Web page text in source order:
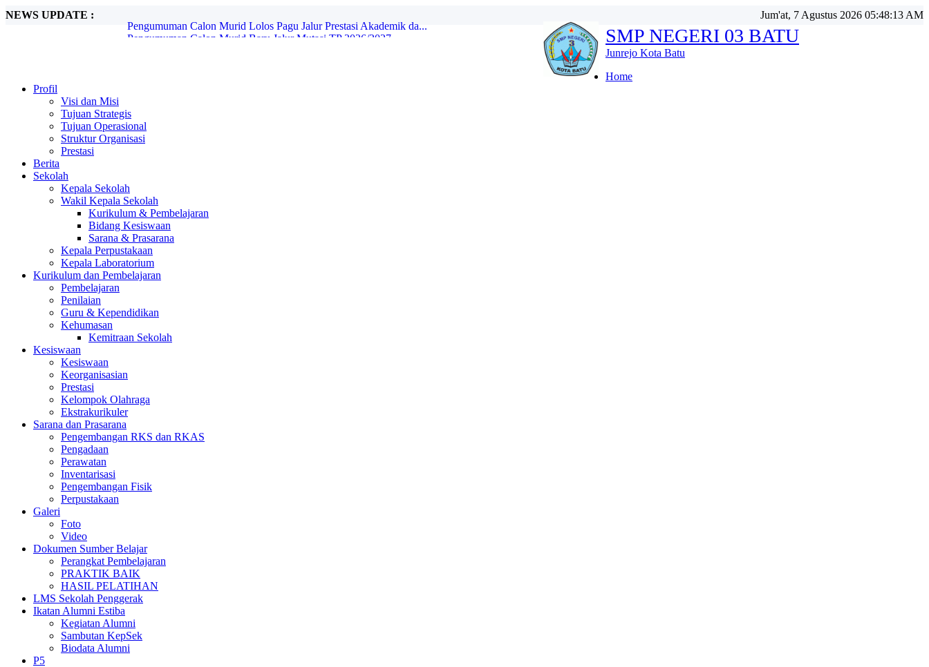
NEWS UPDATE :
Pengumuman Calon Murid Baru Jalur Mutasi TP 2026/2027...
Pemberitahuan SPMB Jenjang SMP Tahun Ajaran 2026/2027...
INFORMASI UKM (UJI KENDALI MUTU) SPMB JALUR PRESTASI...
PENGUMUMAN CALON MURID BARU LOLOS SELEKSI SESUAI PAGU SPMB J...
Pengumuman Calon Murid Lolos Pagu Jalur Prestasi Akademik da...
Jum'at, 7 Agustus 2026 05:48:16 AM
SMP NEGERI 03 BATU
Junrejo Kota Batu
Home
Profil
Visi dan Misi
Tujuan Strategis
Tujuan Operasional
Struktur Organisasi
Prestasi
Berita
Sekolah
Kepala Sekolah
Wakil Kepala Sekolah
Kurikulum & Pembelajaran
Bidang Kesiswaan
Sarana & Prasarana
Kepala Perpustakaan
Kepala Laboratorium
Kurikulum dan Pembelajaran
Pembelajaran
Penilaian
Guru & Kependidikan
Kehumasan
Kemitraan Sekolah
Kesiswaan
Kesiswaan
Keorganisasian
Prestasi
Kelompok Olahraga
Ekstrakurikuler
Sarana dan Prasarana
Pengembangan RKS dan RKAS
Pengadaan
Perawatan
Inventarisasi
Pengembangan Fisik
Perpustakaan
Galeri
Foto
Video
Dokumen Sumber Belajar
Perangkat Pembelajaran
PRAKTIK BAIK
HASIL PELATIHAN
LMS Sekolah Penggerak
Ikatan Alumni Estiba
Kegiatan Alumni
Sambutan KepSek
Biodata Alumni
P5